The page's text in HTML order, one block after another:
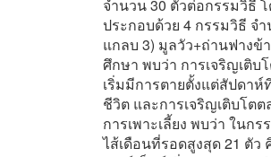
จำนวน 30 ตัวต่อกรรมวิธี
ประกอบด้วย 4 กรรมวิธี จ
แกลบ 3) มูลวัว+ถ่านฟางข้
ศึกษา พบว่า การเจริญเติบ
เริ่มมีการตายตั้งแต่สัปดาห์
ชีวิต และการเจริญเติบโต
การเพาะเลี้ยง พบว่า ในก
ไส้เดือนที่รอดสูงสุด 21 ตัว